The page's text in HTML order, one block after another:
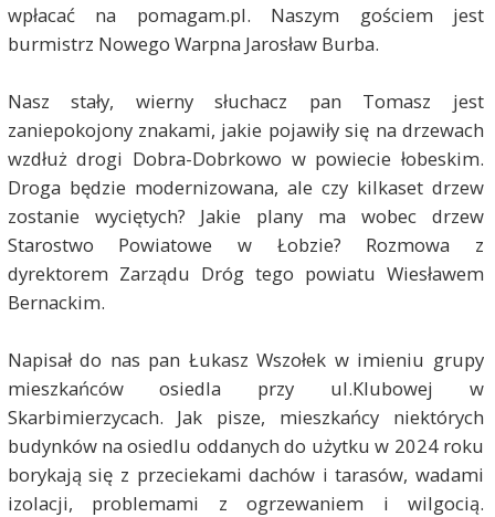
wpłacać na pomagam.pl. Naszym gościem jest
burmistrz Nowego Warpna Jarosław Burba.
Nasz stały, wierny słuchacz pan Tomasz jest
zaniepokojony znakami, jakie pojawiły się na drzewach
wzdłuż drogi Dobra-Dobrkowo w powiecie łobeskim.
Droga będzie modernizowana, ale czy kilkaset drzew
zostanie wyciętych? Jakie plany ma wobec drzew
Starostwo Powiatowe w Łobzie? Rozmowa z
dyrektorem Zarządu Dróg tego powiatu Wiesławem
Bernackim.
Napisał do nas pan Łukasz Wszołek w imieniu grupy
mieszkańców osiedla przy ul.Klubowej w
Skarbimierzycach. Jak pisze, mieszkańcy niektórych
budynków na osiedlu oddanych do użytku w 2024 roku
borykają się z przeciekami dachów i tarasów, wadami
izolacji, problemami z ogrzewaniem i wilgocią.